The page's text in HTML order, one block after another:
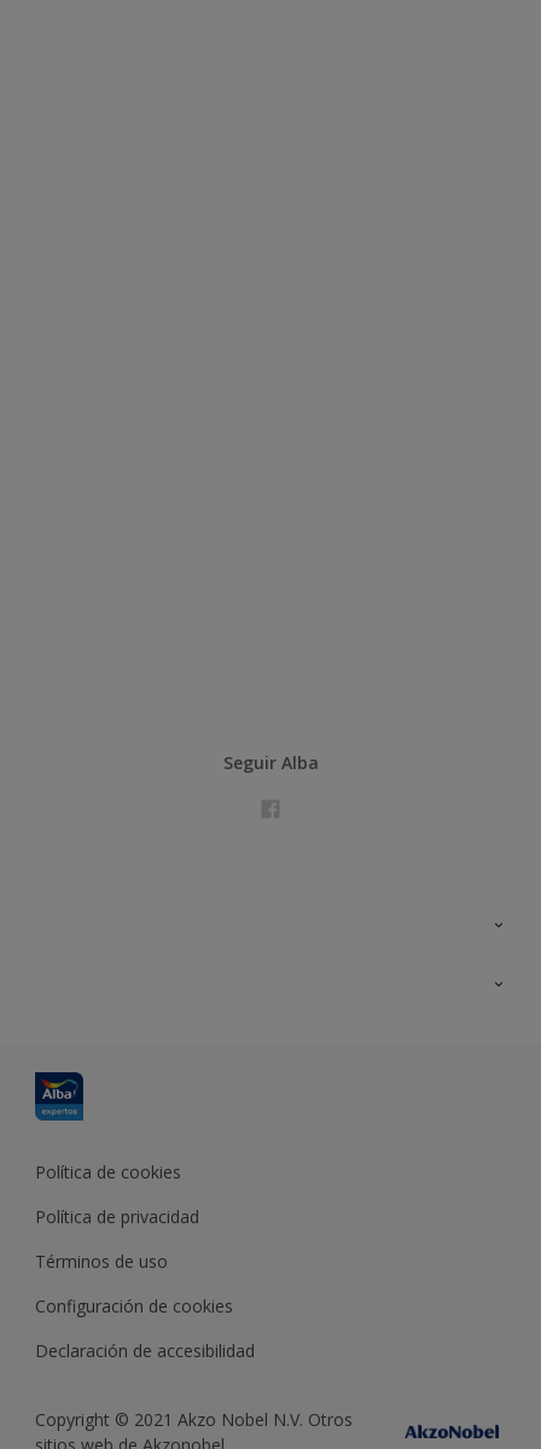
Seguir Alba
Política de cookies
Política de privacidad
Términos de uso
Configuración de cookies
Declaración de accesibilidad
Copyright © 2021 Akzo Nobel N.V. Otros
sitios web de Akzonobel